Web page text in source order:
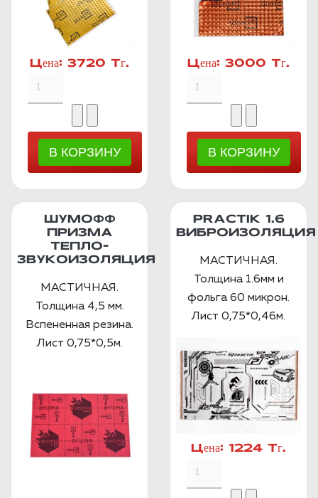
Цена: 3720 Тг. Цена: 3000 Тг.
ШУМОФФ
ПРИЗМА
ТЕПЛО-
ЗВУКОИЗОЛЯЦИЯ
МАСТИЧНАЯ.
Толщина 4,5 мм.
Вспененная резина.
Лист 0,75*0,5м.
PRACTIK 1.6
ВИБРОИЗОЛЯЦИЯ
МАСТИЧНАЯ.
Толщина 1.6мм и
фольга 60 микрон.
Лист 0,75*0,46м.
Цена: 1224 Тг.